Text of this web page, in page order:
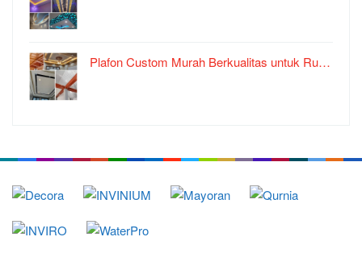
Plafon Custom Murah Berkualitas untuk Ru…